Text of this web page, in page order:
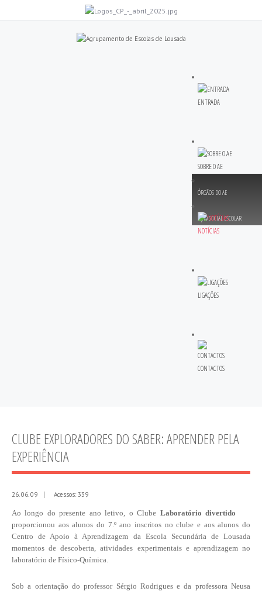
ENTRADA
SOBRE O AE
ÓRGÃOS DO AE
AÇÃO SOCIAL ESCOLAR
NOTÍCIAS
LIGAÇÕES
CONTACTOS
CLUBE EXPLORADORES DO SABER: APRENDER PELA
EXPERIÊNCIA
26. 06. 09 Acessos: 339
Ao longo do presente ano letivo, o Clube Laboratório divertido
proporcionou aos alunos do 7.º ano inscritos no clube e aos alunos do
Centro de Apoio à Aprendizagem da Escola Secundária de Lousada
momentos de descoberta, atividades experimentais e aprendizagem no
laboratório de Físico-Química.
Sob a orientação do professor Sérgio Rodrigues e da professora Neusa